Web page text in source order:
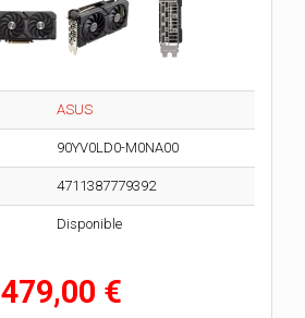
ASUS
90YV0LD0-M0NA00
4711387779392
Disponible
479,00 €